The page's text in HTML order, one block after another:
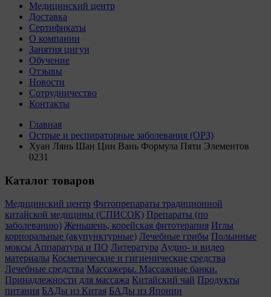
Медицинский центр
Доставка
Сертификаты
О компании
Занятия цигун
Обучение
Отзывы
Новости
Сотрудничество
Контакты
Главная
Острые и респираторные заболевания (ОРЗ)
Хуан Лянь Шан Цин Вань Формула Пяти Элементов
0231
Каталог товаров
Медицинский центр Фитопрепараты традиционной
китайской медицины (СПИСОК) Препараты (по
заболеванию) Женьшень, корейская фитотерапия Иглы
корпоральные (акупунктурные) Лечебные грибы Полынные
моксы Аппаратура и ПО Литература Аудио- и видео
материалы Косметические и гигиенические средства
Лечебные средства Массажеры. Массажные банки.
Принадлежности для массажа Китайский чай Продукты
питания БАДы из Китая БАДы из Японии